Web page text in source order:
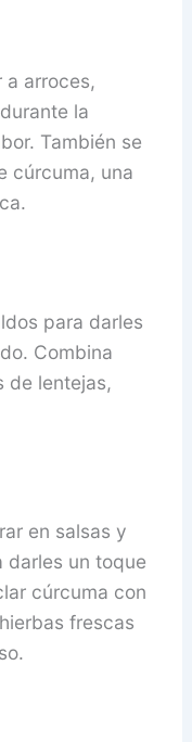
a arroces,
la
También se
cúrcuma, una
para darles
Combina
de lentejas,
en salsas y
darles un toque
cúrcuma con
frescas